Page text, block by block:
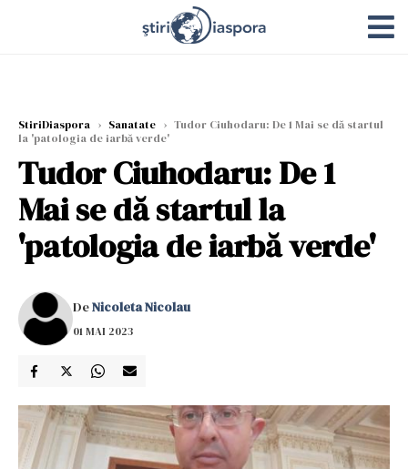
StiriDiaspora › Sanatate › Tudor Ciuhodaru: De 1 Mai se dă startul
la 'patologia de iarbă verde'
Tudor Ciuhodaru: De 1
Mai se dă startul la
'patologia de iarbă verde'
DeNicoleta Nicolau
01 MAI 2023